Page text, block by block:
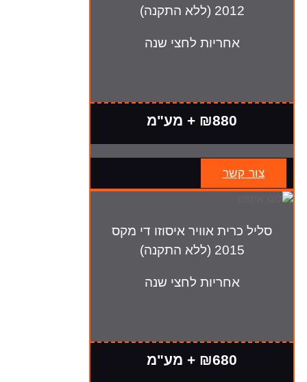
2012 (ללא התקנה)
אחריות לחצי שנה
₪880 + מע"מ
צור קשר
סליל כרית אוויר איסוזו די מקס
2015 (ללא התקנה)
אחריות לחצי שנה
₪680 + מע"מ